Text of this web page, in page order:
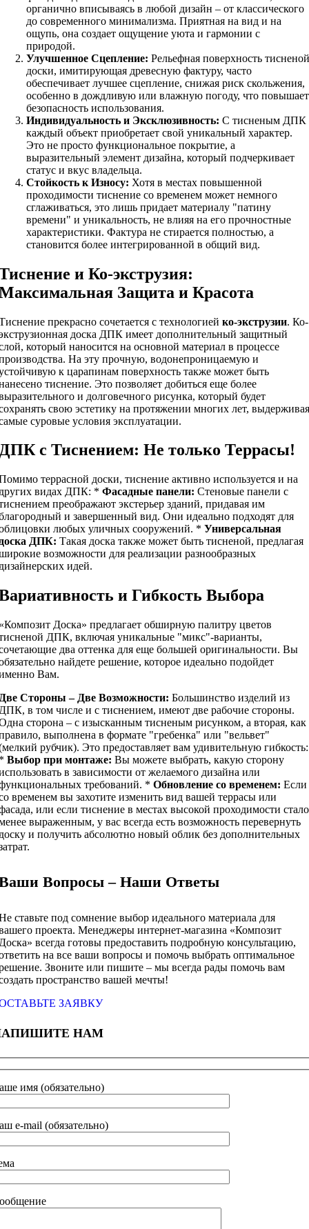
органично вписываясь в любой дизайн – от классического
до современного минимализма. Приятная на вид и на
ощупь, она создает ощущение уюта и гармонии с
природой.
Улучшенное Сцепление: Рельефная поверхность тисненой
доски, имитирующая древесную фактуру, часто
обеспечивает лучшее сцепление, снижая риск скольжения,
особенно в дождливую или влажную погоду, что повышает
безопасность использования.
Индивидуальность и Эксклюзивность: С тисненым ДПК
каждый объект приобретает свой уникальный характер.
Это не просто функциональное покрытие, а
выразительный элемент дизайна, который подчеркивает
статус и вкус владельца.
Стойкость к Износу: Хотя в местах повышенной
проходимости тиснение со временем может немного
сглаживаться, это лишь придает материалу "патину
времени" и уникальность, не влияя на его прочностные
характеристики. Фактура не стирается полностью, а
становится более интегрированной в общий вид.
и Ко-экструзия:
Защита и Красота
прекрасно сочетается с технологией ко-экструзии. Ко-
доска ДПК имеет дополнительный защитный
который наносится на основной материал в процессе
На эту прочную, водонепроницаемую и
к царапинам поверхность также может быть
тиснение. Это позволяет добиться еще более
и долговечного рисунка, который будет
свою эстетику на протяжении многих лет, выдерживая
суровые условия эксплуатации.
с Тиснением: Не только Террасы!
террасной доски, тиснение активно используется и на
видах ДПК: * Фасадные панели: Стеновые панели с
преображают экстерьер зданий, придавая им
и завершенный вид. Они идеально подходят для
любых уличных сооружений. * Универсальная
ДПК: Такая доска также может быть тисненой, предлагая
возможности для реализации разнообразных
идей.
и Гибкость Выбора
Доска» предлагает обширную палитру цветов
ДПК, включая уникальные "микс"-варианты,
два оттенка для еще большей оригинальности. Вы
найдете решение, которое идеально подойдет
Вам.
Стороны – Две Возможности: Большинство изделий из
в том числе и с тиснением, имеют две рабочие стороны.
сторона – с изысканным тисненым рисунком, а вторая, как
выполнена в формате "гребенка" или "вельвет"
рубчик). Это предоставляет вам удивительную гибкость:
Выбор при монтаже: Вы можете выбрать, какую сторону
в зависимости от желаемого дизайна или
требований. * Обновление со временем: Если
временем вы захотите изменить вид вашей террасы или
или если тиснение в местах высокой проходимости стало
выраженным, у вас всегда есть возможность перевернуть
и получить абсолютно новый облик без дополнительных
Вопросы – Наши Ответы
ставьте под сомнение выбор идеального материала для
проекта. Менеджеры интернет-магазина «Композит
всегда готовы предоставить подробную консультацию,
на все ваши вопросы и помочь выбрать оптимальное
Звоните или пишите – мы всегда рады помочь вам
пространство вашей мечты!
ЗАЯВКУ
НАМ
имя (обязательно)
e-mail (обязательно)